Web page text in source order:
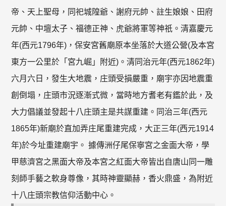
帝、天上聖母，同祀城隍爺、謝府元帥、註生娘娘、田府
元帥、中壇太子、福德正神、虎爺將軍等神祇。清嘉慶元
年(西元1796年)，保安宮舊廟原本坐落於大道公營(及本宮
東方一公里於「宮九崛」附近)。清同治元年(西元1862年)
六月六日，發生大地震，庄頭受損嚴重，廟宇亦因地震重
創倒塌，庄頭市況逐漸式微，當時地方耆老有鑑於此，及
大力倡議並發起十八庄頭主是共謀重建。同治三年(西元
1865年)新廟於直加弄庄尾重建完成，大正三年(西元1914
年)於今址重建廟宇。 據傳洲仔尾保寧宮之金面大帝，學
甲慈濟宮之黑面大帝及本宮之紅面大帝皆出自唐山同一雕
刻師手藝之軟身尊像，其時神靈顯赫，香火鼎盛，為附近
十八庄頭宗教信仰活動中心。